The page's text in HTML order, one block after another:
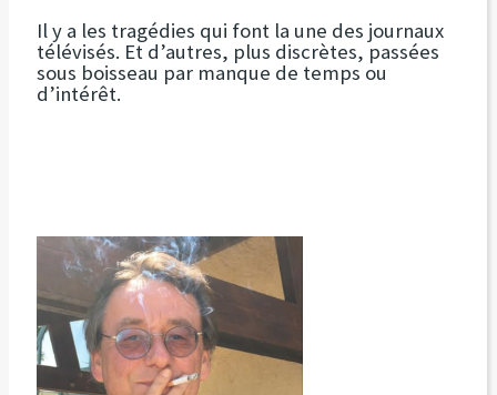
Il y a les tragédies qui font la une des journaux
télévisés. Et d’autres, plus discrètes, passées
sous boisseau par manque de temps ou
d’intérêt.